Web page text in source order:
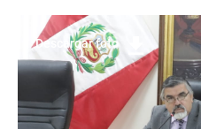
Descargar foto